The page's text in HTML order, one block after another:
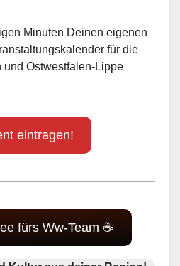
Minuten Deinen eigenen
für die
Ostwestfalen-Lippe
eintragen!
fürs Ww-Team ☕